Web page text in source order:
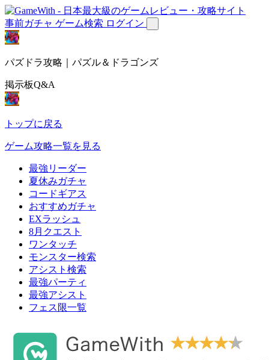
事前ガチャ ゲーム検索 ログイン
パズドラ攻略｜パズル＆ドラゴンズ
掲示板Q&A
トップに戻る
ゲーム攻略一覧を見る
最強リーダー
夏休みガチャ
コードギアス
おすすめガチャ
EXラッシュ
8月クエスト
ワンタッチ
モンスター検索
アシスト検索
最強パーティ
最強アシスト
フェス限一覧